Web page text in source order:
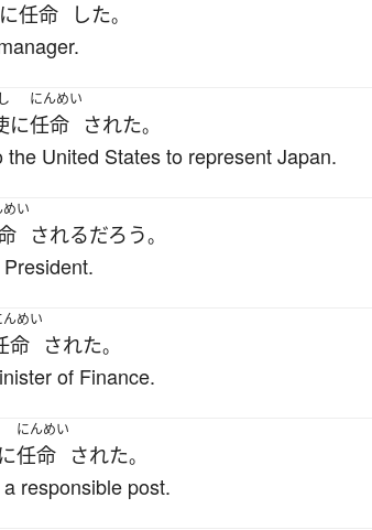
に任命 した。
に
にんめい
任命 された。
United States to represent Japan.
めい
されるだろう。
んめい
命 された。
of Finance.
に
にんめい
任命 された。
responsible post.